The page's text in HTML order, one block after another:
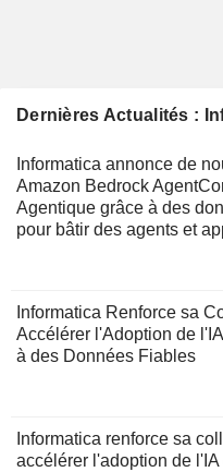
Dernières Actualités :
Informatica annonce de
Amazon Bedrock
Agentique grâce à des
pour bâtir des agents et
Informatica Renforce sa
Accélérer l'Adoption de
à des Données Fiables
Informatica renforce sa
accélérer l'adoption de